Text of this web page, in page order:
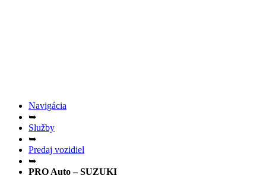
Navigácia
➥
Služby
➥
Predaj vozidiel
➥
PRO Auto – SUZUKI